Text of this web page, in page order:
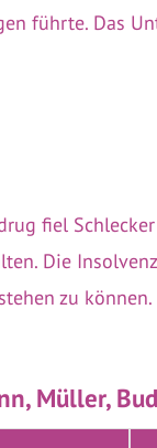
führte. Das
fiel
Die
zu können.
Müller,